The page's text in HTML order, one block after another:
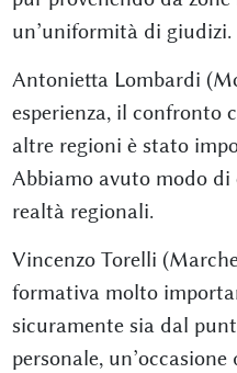
un’uniformità di giudizi.
Antonietta Lombardi
esperienza, il confronto
altre regioni è stato
Abbiamo avuto modo di
realtà regionali.
Vincenzo Torelli
formativa molto
sicuramente sia dal
personale,